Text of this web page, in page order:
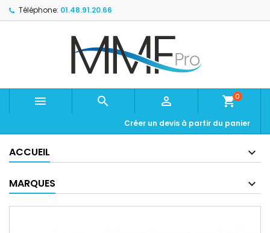
Téléphone: 01.48.91.20.66
   shopping_cart0
Créer un devis à partir du panier
ACCUEIL
MARQUES